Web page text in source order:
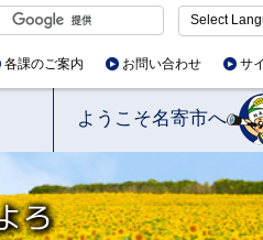
Select
各課のご案内 お問い合わせ サ
ようこそ名寄市へ